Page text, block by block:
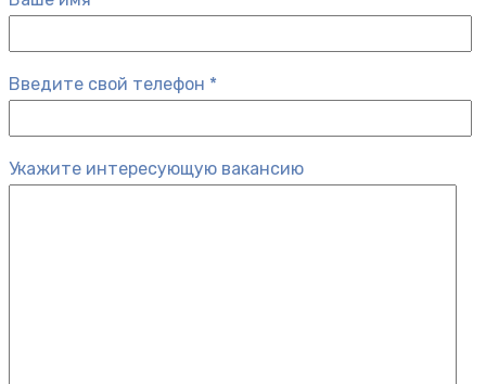
Введите свой телефон *
Укажите интересующую вакансию